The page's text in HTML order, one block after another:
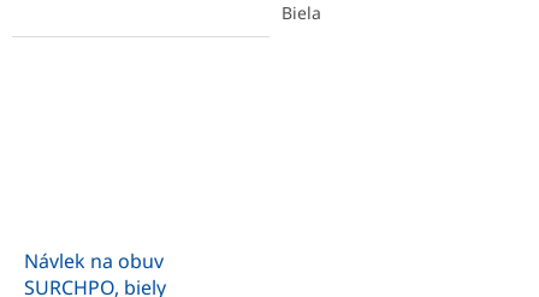
Biela
Návlek na obuv
SURCHPO, biely